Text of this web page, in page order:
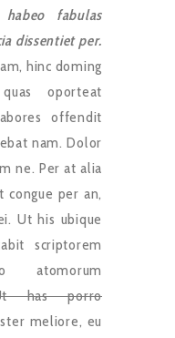
fabulas
dissentiet per.
hinc doming
oporteat
offendit
nam. Dolor
ne. Per at alia
per an,
Ut his ubique
scriptorem
atomorum
has porro
meliore, eu